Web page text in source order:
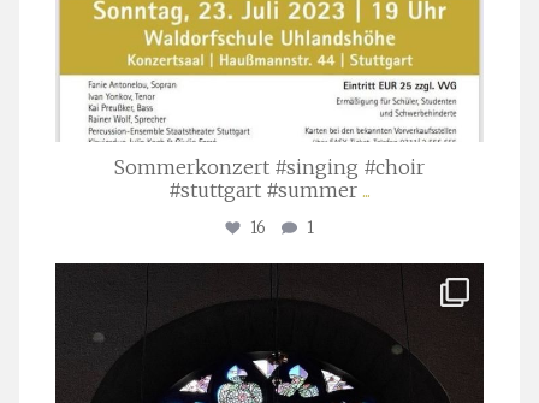
Sommerkonzert #singing #choir
#stuttgart #summer ...
16 1
Apr. 1